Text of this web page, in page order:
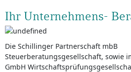
Ihr Unternehmens-
Die Schillinger Partnerschaft mbB
Steuerberatungsgesellschaft, sowie
GmbH